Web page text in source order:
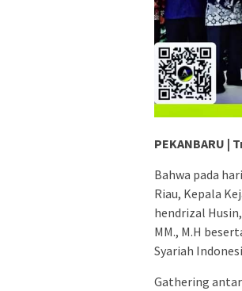
PEKANBARU |
Bahwa pada
Riau, Kepala
hendrizal
MM., M.H
Syariah
Gathering